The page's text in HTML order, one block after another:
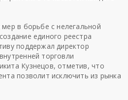
в борьбе с нелегальной
единого реестра
поддержал директор
торговли
Кузнецов, отметив, что
позволит исключить из рынка